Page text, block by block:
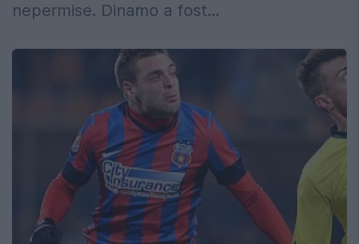
nepermise. Dinamo a fost...